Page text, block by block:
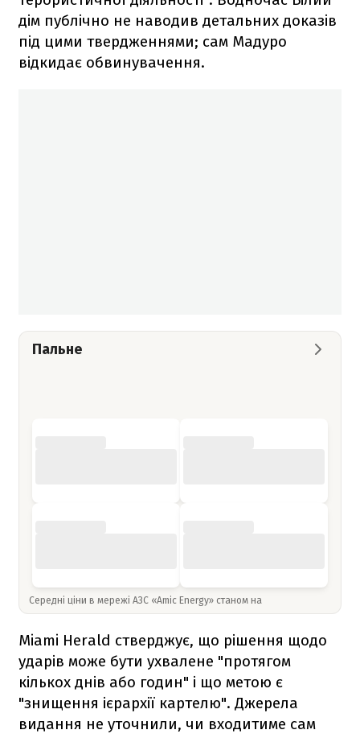
дім публічно не наводив детальних доказів
під цими твердженнями; сам Мадуро
відкидає обвинувачення.
Пальне
Середні ціни в мережі АЗС «Amic Energy» станом на
Miami Herald стверджує, що рішення щодо
ударів може бути ухвалене "протягом
кількох днів або годин" і що метою є
"знищення ієрархії картелю". Джерела
видання не уточнили, чи входитиме сам